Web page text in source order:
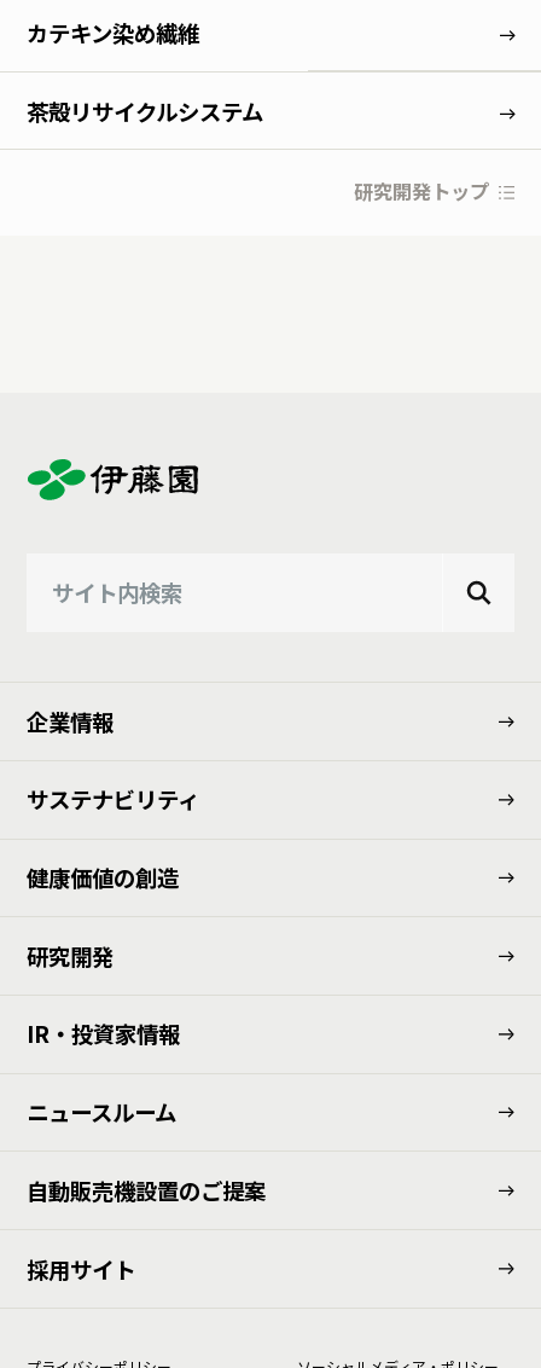
研究開発トップ
カテキン染め繊維
茶殻リサイクルシステム
企業情報
サステナビリティ
健康価値の創造
研究開発
IR・投資家情報
ニュースルーム
⾃動販売機設置のご提案
採用サイト